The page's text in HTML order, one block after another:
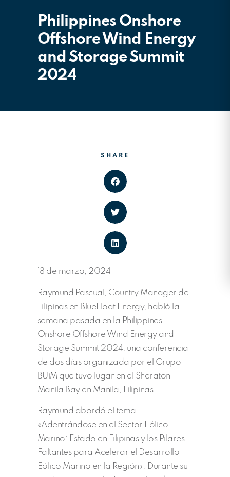
Philippines Onshore
Offshore Wind Energy
and Storage Summit
2024
SHARE
18 de marzo, 2024
Raymund Pascual, Country Manager de
Filipinas en BlueFloat Energy, habló la
semana pasada en la Philippines
Onshore Offshore Wind Energy and
Storage Summit 2024, una conferencia
de dos días organizada por el Grupo
BUiM que tuvo lugar en el Sheraton
Manila Bay en Manila, Filipinas.
Raymund abordó el tema
«Adentrándose en el Sector Eólico
Marino: Estado en Filipinas y los Pilares
Faltantes para Acelerar el Desarrollo
Eólico Marino en la Región». Durante su